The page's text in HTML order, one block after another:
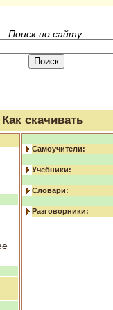
Поиск по сайту:
Как скачивать
Самоучители:
Учебники:
Словари:
Разговорники: